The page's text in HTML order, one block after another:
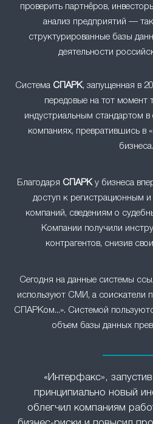
проверить партнёров,
анализ предприятий —
структурированные базы
деятельности
Система СПАРК, запущенная в
передовые на тот момент
индустриальным стандартом
компаниях, превратившись в
бизнеса.
Благодаря СПАРКу бизнеса
доступ к регистрационным
компаний, сведениям о
Компании получили
контрагентов, снизив
Сегодня на данные системы
используют СМИ, а соискатели
СПАРКом...». Системой
объем базы данных
«Интерфакс», запустив
принципиально новый
облегчил компаниям